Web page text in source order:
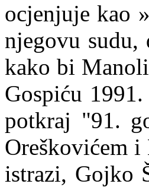
ocjenjuje kao
njegovu
kako bi
Gospiću
potkraj "91.
Oreškovićem
istrazi, Gojko